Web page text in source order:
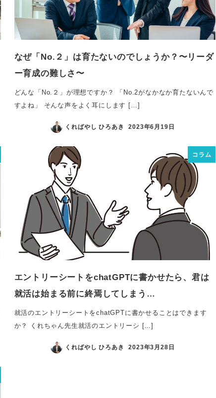
なぜ「No.２」は育たないのでしょうか？〜リーダ
ー育成の難しさ〜
どんな「No.２」が理想ですか？ 「No.2がなかなか育たないんで
すよね」 そんな声をよく耳にします […]
くればやし ひろあき 2023年6月19日
コラム
エントリーシートをchatGPTに書かせたら、君は
就活は始まる前に終焉してしまう…
就活のエントリーシートをchatGPTに書かせることはできます
か？ くれちゃん先生就活のエントリーシ […]
くればやし ひろあき 2023年3月28日